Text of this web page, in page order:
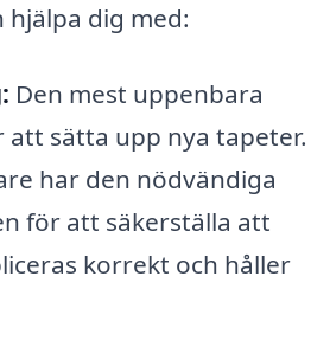
dig med:
Den mest uppenbara
sätta upp nya tapeter.
har den nödvändiga
för att säkerställa att
korrekt och håller